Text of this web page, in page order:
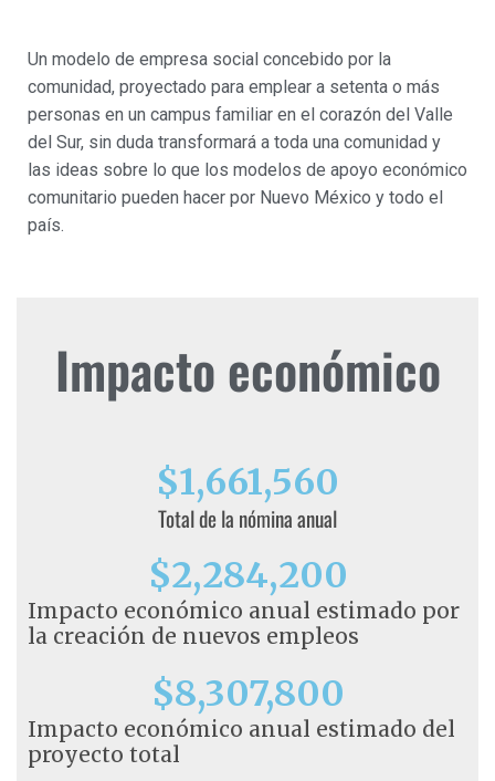
Un modelo de empresa social concebido por la
comunidad, proyectado para emplear a setenta o más
personas en un campus familiar en el corazón del Valle
del Sur, sin duda transformará a toda una comunidad y
las ideas sobre lo que los modelos de apoyo económico
comunitario pueden hacer por Nuevo México y todo el
país.
Impacto económico
Total de la nómina anual
$1,661,560
Impacto económico anual estimado por
la creación de nuevos empleos
$2,284,200
Impacto económico anual estimado del
proyecto total
$8,307,800